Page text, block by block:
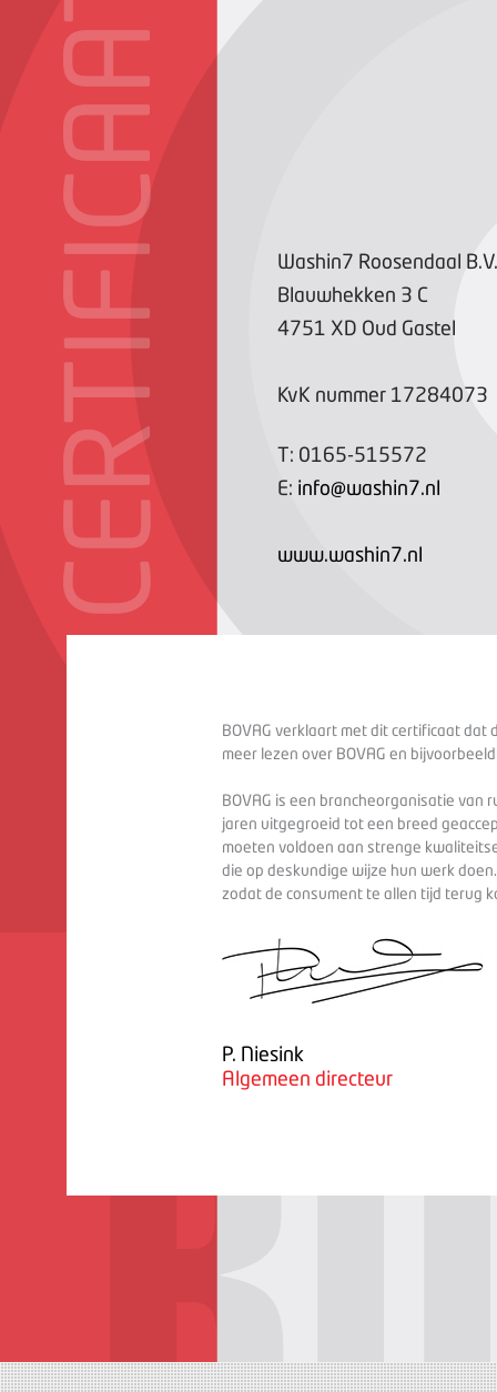
CERTIFICAAT
Washin7 Roosendaal B.V.
Blauwhekken 3 C
4751 XD Oud Gastel
KvK nummer 17284073
T: 0165-515572
E: info@washin7.nl
www.washin7.nl
BOVAG verklaart met dit certificaat dat
meer lezen over BOVAG en
BOVAG is een brancheorganisatie van
jaren uitgegroeid tot een breed
moeten voldoen aan strenge
die op deskundige wijze hun werk
zodat de consument te allen tijd terug
P. Niesink
Algemeen directeur